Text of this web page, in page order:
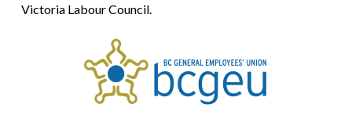
Victoria Labour Council.